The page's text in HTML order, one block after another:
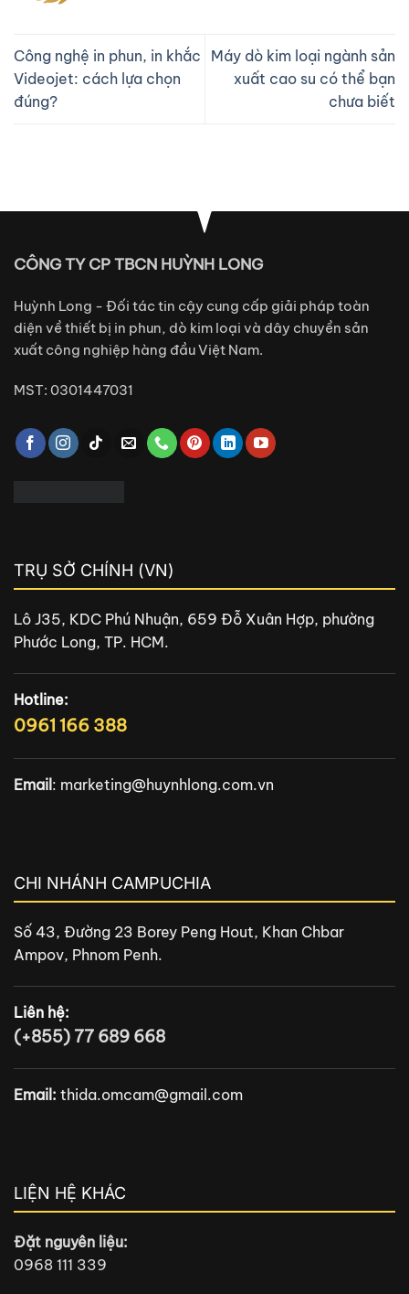
Công nghệ in phun, in khắc
Videojet: cách lựa chọn
đúng?
Máy dò kim loại ngành sản
xuất cao su có thể bạn
chưa biết
CÔNG TY CP TBCN HUỲNH LONG
Huỳnh Long - Đối tác tin cậy cung cấp giải pháp toàn
diện về thiết bị in phun, dò kim loại và dây chuyền sản
xuất công nghiệp hàng đầu Việt Nam.
MST: 0301447031
TRỤ SỞ CHÍNH (VN)
Lô J35, KDC Phú Nhuận, 659 Đỗ Xuân Hợp, phường
Phước Long, TP. HCM.
Hotline:
0961 166 388
Email : marketing@huynhlong.com.vn
CHI NHÁNH CAMPUCHIA
Số 43, Đường 23 Borey Peng Hout, Khan Chbar
Ampov, Phnom Penh.
Liên hệ:
(+855) 77 689 668
Email: thida.omcam@gmail.com
LIỆN HỆ KHÁC
Đặt nguyên liệu:
0968 111 339